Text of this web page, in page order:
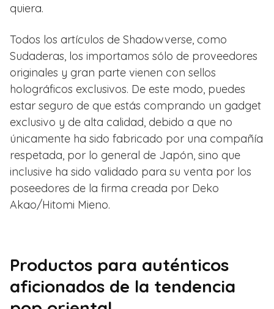
quiera.
Todos los artículos de Shadowverse, como
Sudaderas, los importamos sólo de proveedores
originales y gran parte vienen con sellos
holográficos exclusivos. De este modo, puedes
estar seguro de que estás comprando un gadget
exclusivo y de alta calidad, debido a que no
únicamente ha sido fabricado por una compañía
respetada, por lo general de Japón, sino que
inclusive ha sido validado para su venta por los
poseedores de la firma creada por Deko
Akao/Hitomi Mieno.
Productos para auténticos
aficionados de la tendencia